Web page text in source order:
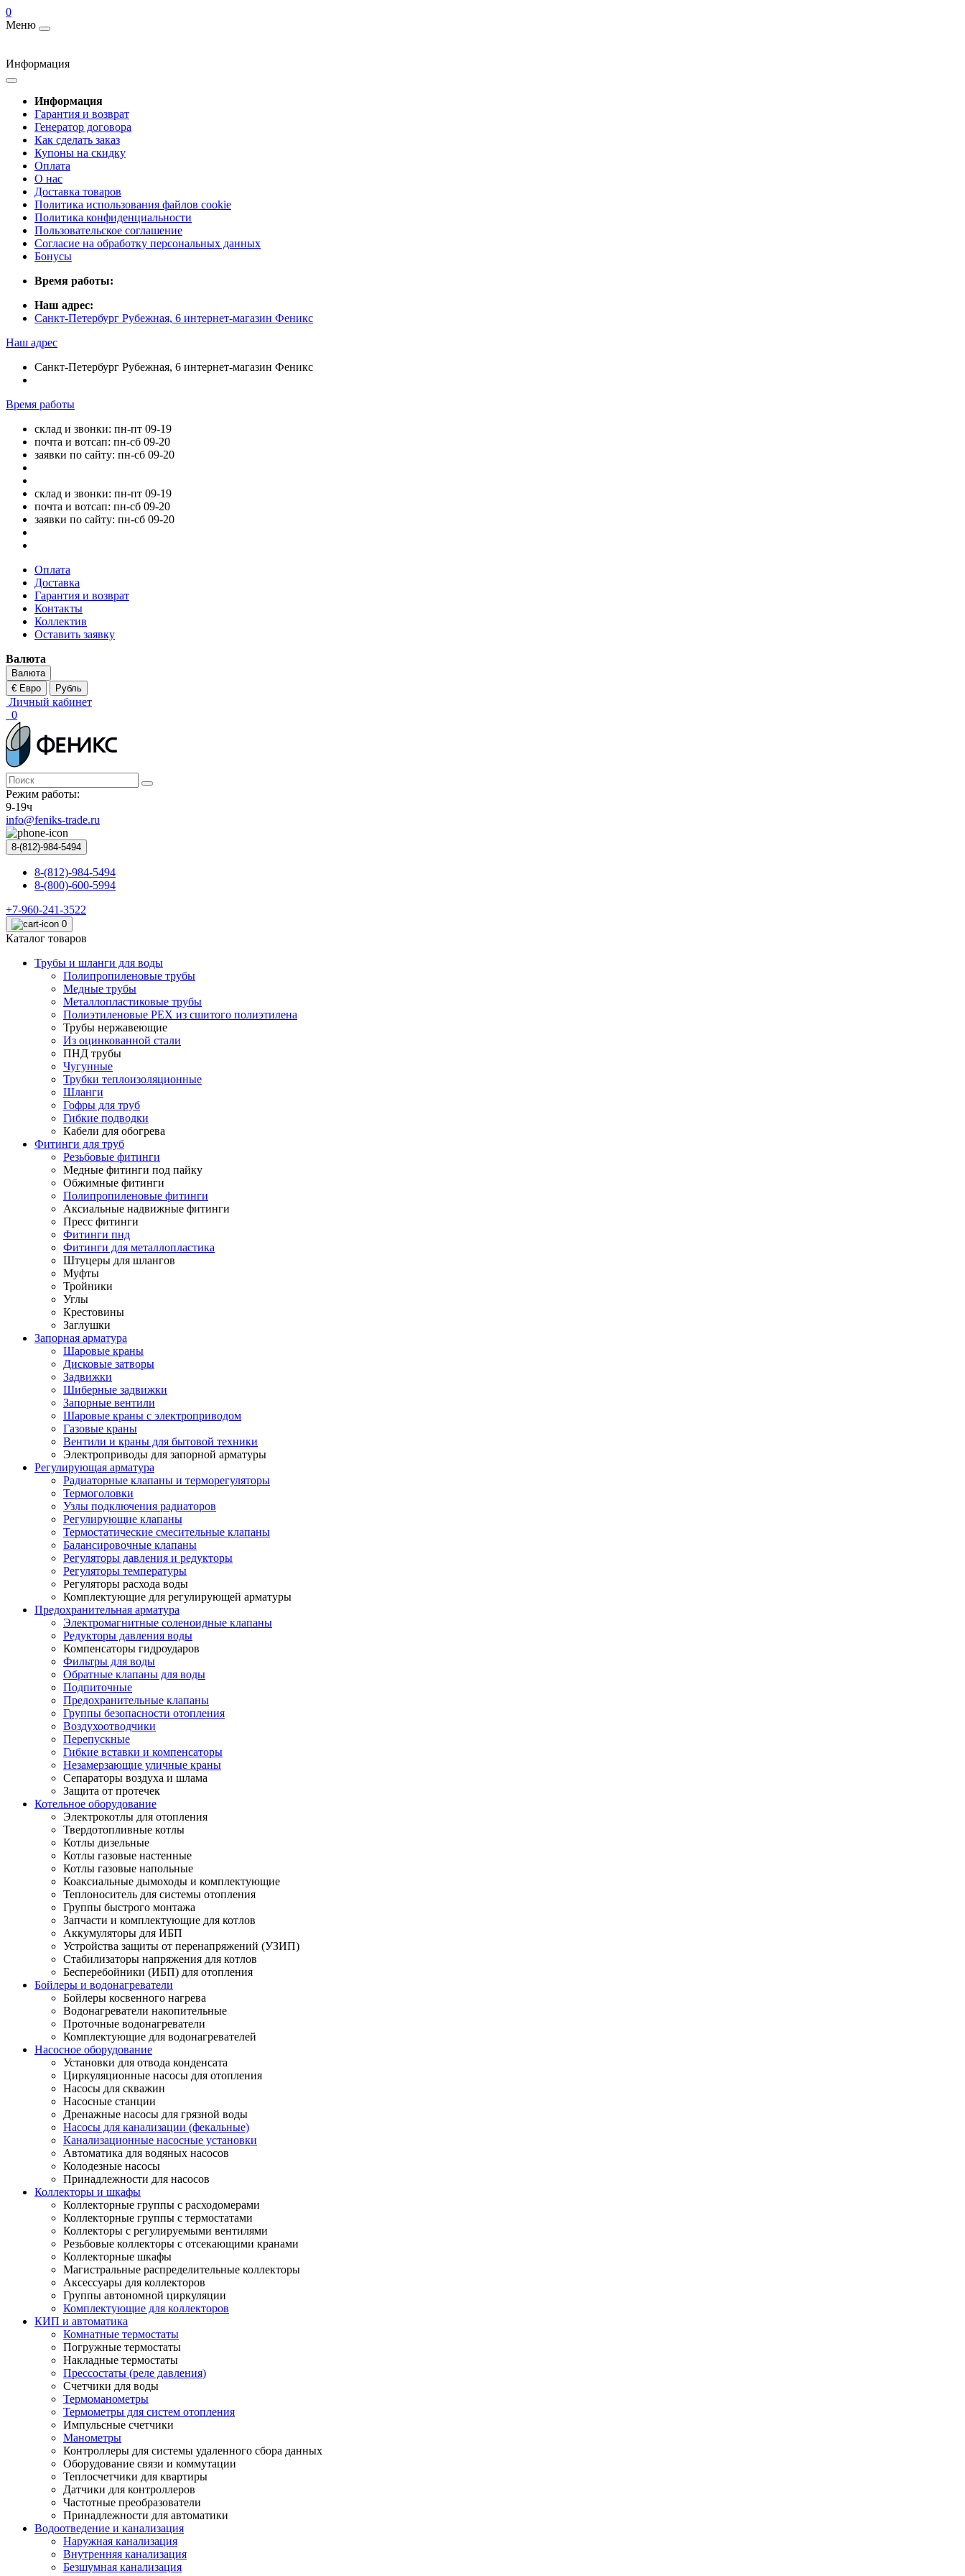
0
Меню
Информация
Информация
Гарантия и возврат
Генератор договора
Как сделать заказ
Купоны на скидку
Оплата
О нас
Доставка товаров
Политика использования файлов cookie
Политика конфиденциальности
Пользовательское соглашение
Согласие на обработку персональных данных
Бонусы
Время работы:
Наш адрес:
Санкт-Петербург Рубежная, 6 интернет-магазин Феникс
Наш адрес
Санкт-Петербург Рубежная, 6 интернет-магазин Феникс
Время работы
склад и звонки: пн-пт 09-19
почта и вотсап: пн-сб 09-20
заявки по сайту: пн-сб 09-20
склад и звонки: пн-пт 09-19
почта и вотсап: пн-сб 09-20
заявки по сайту: пн-сб 09-20
Оплата
Доставка
Гарантия и возврат
Контакты
Коллектив
Оставить заявку
Валюта
Валюта
€ Евро
Рубль
Личный кабинет
0
Режим работы:
9-19ч
info@feniks-trade.ru
8-(812)-984-5494
8-(812)-984-5494
8-(800)-600-5994
+7-960-241-3522
0
Каталог товаров
Трубы и шланги для воды
Полипропиленовые трубы
Медные трубы
Металлопластиковые трубы
Полиэтиленовые PEX из сшитого полиэтилена
Трубы нержавеющие
Из оцинкованной стали
ПНД трубы
Чугунные
Трубки теплоизоляционные
Шланги
Гофры для труб
Гибкие подводки
Кабели для обогрева
Фитинги для труб
Резьбовые фитинги
Медные фитинги под пайку
Обжимные фитинги
Полипропиленовые фитинги
Аксиальные надвижные фитинги
Пресс фитинги
Фитинги пнд
Фитинги для металлопластика
Штуцеры для шлангов
Муфты
Тройники
Углы
Крестовины
Заглушки
Запорная арматура
Шаровые краны
Дисковые затворы
Задвижки
Шиберные задвижки
Запорные вентили
Шаровые краны с электроприводом
Газовые краны
Вентили и краны для бытовой техники
Электроприводы для запорной арматуры
Регулирующая арматура
Радиаторные клапаны и терморегуляторы
Термоголовки
Узлы подключения радиаторов
Регулирующие клапаны
Термостатические смесительные клапаны
Балансировочные клапаны
Регуляторы давления и редукторы
Регуляторы температуры
Регуляторы расхода воды
Комплектующие для регулирующей арматуры
Предохранительная арматура
Электромагнитные соленоидные клапаны
Редукторы давления воды
Компенсаторы гидроударов
Фильтры для воды
Обратные клапаны для воды
Подпиточные
Предохранительные клапаны
Группы безопасности отопления
Воздухоотводчики
Перепускные
Гибкие вставки и компенсаторы
Незамерзающие уличные краны
Сепараторы воздуха и шлама
Защита от протечек
Котельное оборудование
Электрокотлы для отопления
Твердотопливные котлы
Котлы дизельные
Котлы газовые настенные
Котлы газовые напольные
Коаксиальные дымоходы и комплектующие
Теплоноситель для системы отопления
Группы быстрого монтажа
Запчасти и комплектующие для котлов
Аккумуляторы для ИБП
Устройства защиты от перенапряжений (УЗИП)
Стабилизаторы напряжения для котлов
Бесперебойники (ИБП) для отопления
Бойлеры и водонагреватели
Бойлеры косвенного нагрева
Водонагреватели накопительные
Проточные водонагреватели
Комплектующие для водонагревателей
Насосное оборудование
Установки для отвода конденсата
Циркуляционные насосы для отопления
Насосы для скважин
Насосные станции
Дренажные насосы для грязной воды
Насосы для канализации (фекальные)
Канализационные насосные установки
Автоматика для водяных насосов
Колодезные насосы
Принадлежности для насосов
Коллекторы и шкафы
Коллекторные группы с расходомерами
Коллекторные группы с термостатами
Коллекторы с регулируемыми вентилями
Резьбовые коллекторы с отсекающими кранами
Коллекторные шкафы
Магистральные распределительные коллекторы
Аксессуары для коллекторов
Группы автономной циркуляции
Комплектующие для коллекторов
КИП и автоматика
Комнатные термостаты
Погружные термостаты
Накладные термостаты
Прессостаты (реле давления)
Счетчики для воды
Термоманометры
Термометры для систем отопления
Импульсные счетчики
Манометры
Контроллеры для системы удаленного сбора данных
Оборудование связи и коммутации
Теплосчетчики для квартиры
Датчики для контроллеров
Частотные преобразователи
Принадлежности для автоматики
Водоотведение и канализация
Наружная канализация
Внутренняя канализация
Безшумная канализация